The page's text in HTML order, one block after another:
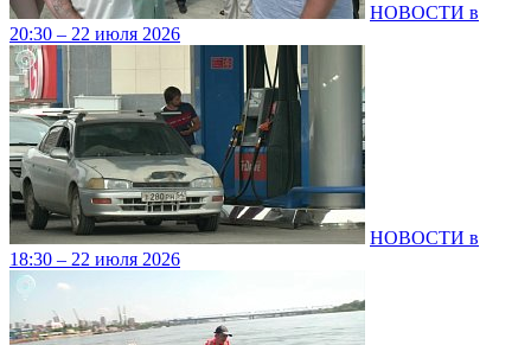
НОВОСТИ в
20:30 – 22 июля 2026
НОВОСТИ в
18:30 – 22 июля 2026